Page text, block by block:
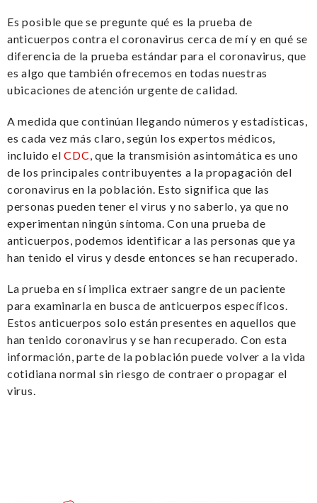
Es posible que se pregunte qué es la prueba de
anticuerpos contra el coronavirus cerca de mí y en qué se
diferencia de la prueba estándar para el coronavirus, que
es algo que también ofrecemos en todas nuestras
ubicaciones de atención urgente de calidad.
A medida que continúan llegando números y estadísticas,
es cada vez más claro, según los expertos médicos,
incluido elCDC , que la transmisión asintomática es uno
de los principales contribuyentes a la propagación del
coronavirus en la población. Esto significa que las
personas pueden tener el virus y no saberlo, ya que no
experimentan ningún síntoma. Con una prueba de
anticuerpos, podemos identificar a las personas que ya
han tenido el virus y desde entonces se han recuperado.
La prueba en sí implica extraer sangre de un paciente
para examinarla en busca de anticuerpos específicos.
Estos anticuerpos solo están presentes en aquellos que
han tenido coronavirus y se han recuperado. Con esta
información, parte de la población puede volver a la vida
cotidiana normal sin riesgo de contraer o propagar el
virus.